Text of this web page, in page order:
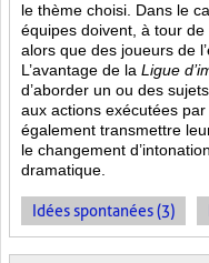
le thème choisi. Dans le
équipes doivent, à tour
alors que des joueurs de
L’avantage de la Ligue
d’aborder un ou des
aux actions exécutées
également transmettre
le changement
dramatique.
Idées spontanées (3)